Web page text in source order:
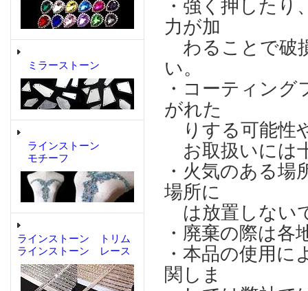
ミラーストーン
ラインストーン
モチーフ
ラインストーン トリム
ラインストーン レース
・強く押した
力が加
わることで破
い。
・コーティン
がれた
りする可能性
お取扱いには
・火気のある場
場所に
は放置しない
・廃棄の際は
・本品の使用
関しま